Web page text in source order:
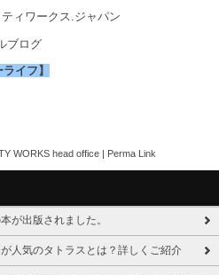
ィワークス.ジャパン
ブログ
イフ】
WORKS head office | Perma Link
が出版されました。
人気のタトラスとは？詳しくご紹介